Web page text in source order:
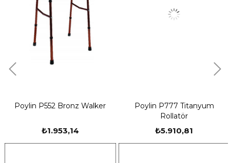
Poylin P552 Bronz Walker
₺1.953,14
Poylin P777 Titanyum
Rollatör
₺5.910,81